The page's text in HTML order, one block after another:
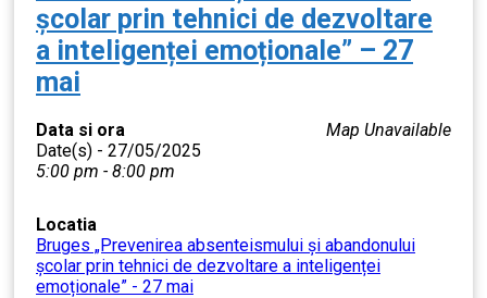
școlar prin tehnici de dezvoltare
a inteligenței emoționale” – 27
mai
Map Unavailable
Data si ora
Date(s) - 27/05/2025
5:00 pm - 8:00 pm
Locatia
Bruges „Prevenirea absenteismului și abandonului
școlar prin tehnici de dezvoltare a inteligenței
emoționale” - 27 mai